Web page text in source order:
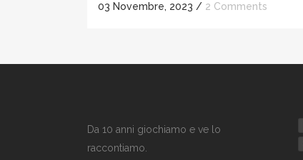
03 Novembre, 2023 / 2 Comments
Da 10 anni giochiamo e ve lo
raccontiamo.